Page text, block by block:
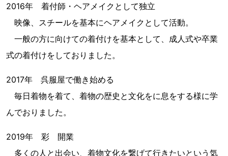
2016年 着付師・ヘアメイクとして独立
映像、スチールを基本にヘアメイクとして活動。
一般の方に向けての着付けを基本として、成人式や卒業
式の着付けをしておりました。
2017年 呉服屋で働き始める
毎日着物を着て、着物の歴史と文化をに息をする様に学
んでおりました。
2019年 彩 開業
多くの人と出会い、着物文化を繋げて行きたいという気